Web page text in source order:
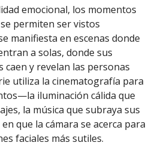
emocional, los momentos
permiten ser vistos
manifiesta en escenas donde
a solas, donde sus
caen y revelan las personas
utiliza la cinematografía para
iluminación cálida que
la música que subraya sus
que la cámara se acerca para
faciales más sutiles.